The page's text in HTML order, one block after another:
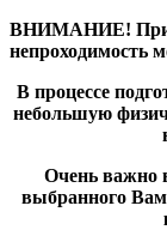
ВНИМАНИЕ! При
непроходимость
В процессе
небольшую
Очень важно
выбранного